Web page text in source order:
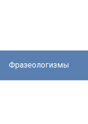
Фразеологизмы